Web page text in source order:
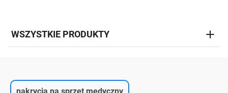
WSZYSTKIE PRODUKTY